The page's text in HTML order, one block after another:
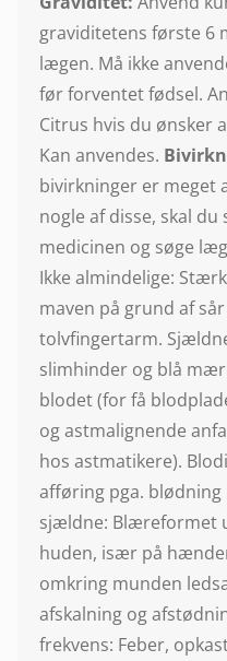
graviditetens første 6
lægen. Må ikke
før forventet fødsel.
Citrus hvis du ønsker
Kan anvendes.
bivirkninger er meget
nogle af disse, skal
medicinen og søge
Ikke almindelige:
maven på grund af
tolvfingertarm.
slimhinder og blå
blodet (for få
og astmalignende
hos astmatikere).
afføring pga.
sjældne: Blæreformet
huden, især på
omkring munden
afskalning og
frekvens: Feber,